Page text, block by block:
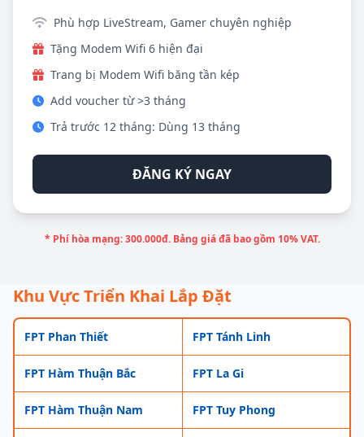
Phù hợp LiveStream, Gamer chuyên nghiệp
Tặng Modem Wifi 6 hiện đại
Trang bị Modem Wifi băng tần kép
Add voucher từ >3 tháng
Trả trước 12 tháng: Dùng 13 tháng
ĐĂNG KÝ NGAY
* Phí hòa mạng: 300.000đ. Bảng giá đã bao gồm 10% VAT.
Khu Vực Triển Khai Lắp Đặt
FPT Phan Thiết
FPT Hàm Thuận Bắc
FPT Hàm Thuận Nam
FPT Tánh Linh
FPT La Gi
FPT Tuy Phong